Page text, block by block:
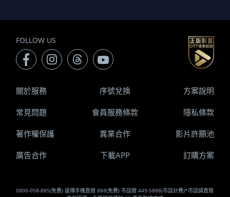
FOLLOW US
0800-058-885(免費) 遠傳手機直撥 888(免費) 市話撥 449-5888(市話計費)*市話請直撥
關於服務 序號兌換 方案說明
常見問題 會員服務條款 隱私條款
著作權保護 異業合作 影片許願池
廣告合作 下載APP 訂購方案